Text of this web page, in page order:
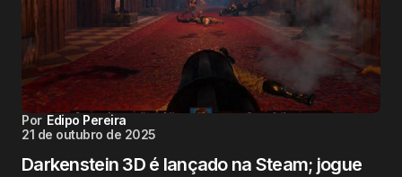
Por Edipo Pereira
21 de outubro de 2025
Darkenstein 3D é lançado na Steam; jogue